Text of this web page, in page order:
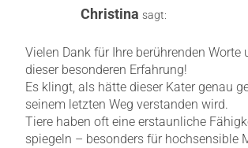
Christina sagt:
Vielen Dank für Ihre berührenden Worte
dieser besonderen Erfahrung!
Es klingt, als hätte dieser Kater genau
seinem letzten Weg verstanden wird.
Tiere haben oft eine erstaunliche
spiegeln – besonders für hochsensible